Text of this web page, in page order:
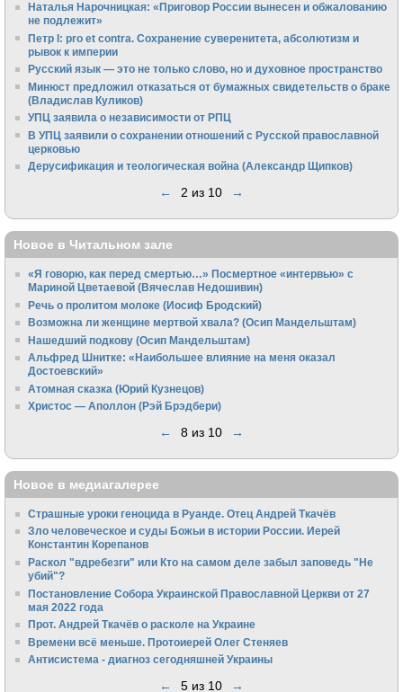
Наталья Нарочницкая: «Приговор России вынесен и обжалованию
не подлежит»
Петр I: pro et contra. Сохранение суверенитета, абсолютизм и
рывок к империи
Русский язык — это не только слово, но и духовное пространство
Минюст предложил отказаться от бумажных свидетельств о браке
(Владислав Куликов)
УПЦ заявила о независимости от РПЦ
В УПЦ заявили о сохранении отношений с Русской православной
церковью
Дерусификация и теологическая война (Александр Щипков)
← 2 из 10 →
Новое в Читальном зале
«Я говорю, как перед смертью…» Посмертное «интервью» с
Мариной Цветаевой (Вячеслав Недошивин)
Речь о пролитом молоке (Иосиф Бродский)
Возможна ли женщине мертвой хвала? (Осип Мандельштам)
Нашедший подкову (Осип Мандельштам)
Альфред Шнитке: «Наибольшее влияние на меня оказал
Достоевский»
Атомная сказка (Юрий Кузнецов)
Христос — Аполлон (Рэй Брэдбери)
← 8 из 10 →
Новое в медиагалерее
Страшные уроки геноцида в Руанде. Отец Андрей Ткачёв
Зло человеческое и суды Божьи в истории России. Иерей
Константин Корепанов
Раскол "вдребезги" или Кто на самом деле забыл заповедь "Не
убий"?
Постановление Собора Украинской Православной Церкви от 27
мая 2022 года
Прот. Андрей Ткачёв о расколе на Украине
Времени всё меньше. Протоиерей Олег Стеняев
Антисистема - диагноз сегодняшней Украины
← 5 из 10 →